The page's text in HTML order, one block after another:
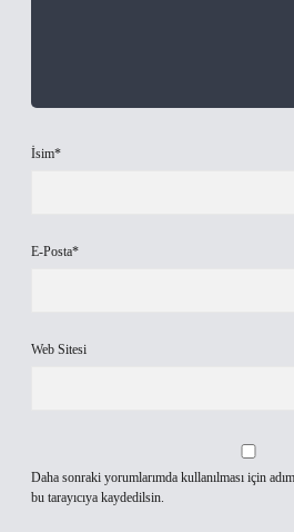
İsim*
E-Posta*
Web Sitesi
Daha sonraki yorumlarımda kullanılması için
bu tarayıcıya kaydedilsin.